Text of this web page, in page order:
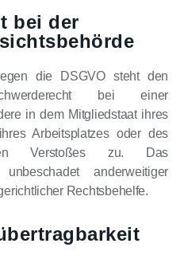
bei der
die DSGVO steht den
bei einer
in dem Mitgliedstaat ihres
Arbeitsplatzes oder des
Verstoßes zu. Das
anderweitiger
Rechtsbehelfe.